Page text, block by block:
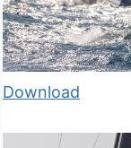
Download